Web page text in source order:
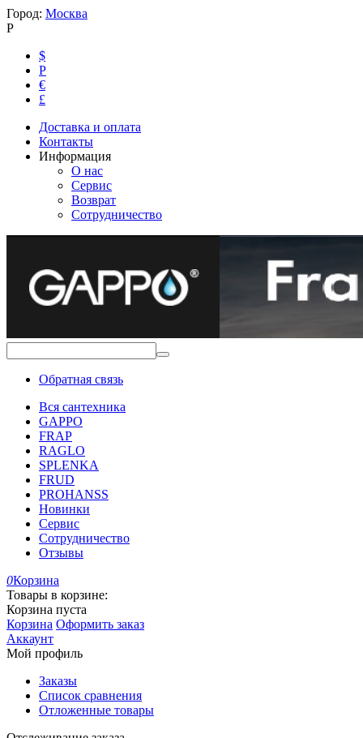
Город: Москва
Р
$
Р
€
£
Доставка и оплата
Контакты
Информация
О нас
Сервис
Возврат
Сотрудничество
Обратная связь
Вся сантехника
GAPPO
FRAP
RAGLO
SPLENKA
FRUD
PROHANSS
Новинки
Сервис
Сотрудничество
Отзывы
0Корзина
Товары в корзине:
Корзина пуста
Корзина Оформить заказ
Аккаунт
Мой профиль
Заказы
Список сравнения
Отложенные товары